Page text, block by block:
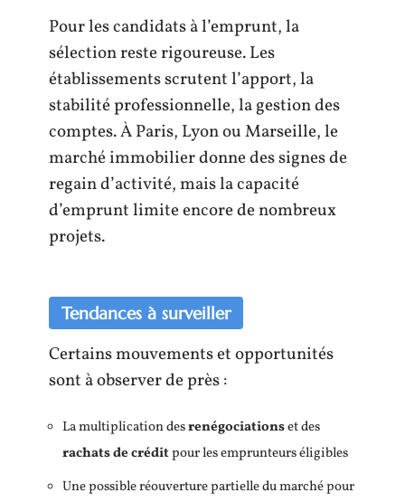
Pour les candidats à l’emprunt, la
sélection reste rigoureuse. Les
établissements scrutent l’apport, la
stabilité professionnelle, la gestion des
comptes. À Paris, Lyon ou Marseille, le
marché immobilier donne des signes de
regain d’activité, mais la capacité
d’emprunt limite encore de nombreux
projets.
Tendances à surveiller
Certains mouvements et opportunités
sont à observer de près :
La multiplication desrenégociationset des
rachats de créditpour les emprunteurs éligibles
Une possible réouverture partielle du marché pour